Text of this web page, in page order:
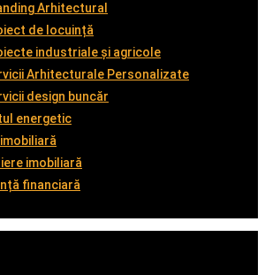
Arhitectural
de locuință
industriale și agricole
Arhitecturale Personalizate
design buncăr
energetic
imobiliară
financiară